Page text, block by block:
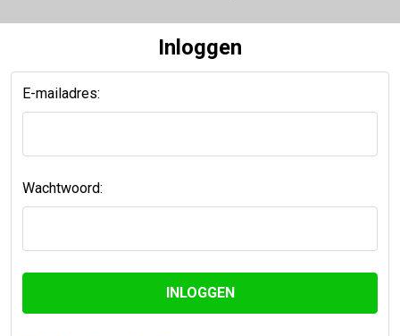
Inloggen
E-mailadres:
Wachtwoord: